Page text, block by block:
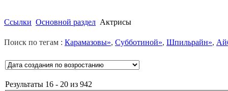
Ссылки Основной раздел Актрисы
Поиск по тегам : Карамазовы», Субботиной», Шпильрайн»,
Результаты 16 - 20 из 942